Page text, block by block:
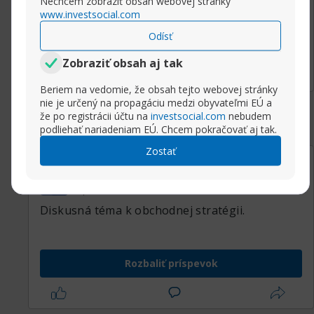
www.investsocial.com
Odísť
Zobraziť obsah aj tak
Beriem na vedomie, že obsah tejto webovej stránky
nie je určený na propagáciu medzi obyvateľmi EÚ a
že po registrácii účtu na investsocial.com nebudem
podliehať nariadeniam EÚ. Chcem pokračovať aj tak.
Zostať
Resisitence a support.
Diskusná téma k obchodnej stratégii.
Rozbaliť príspevok